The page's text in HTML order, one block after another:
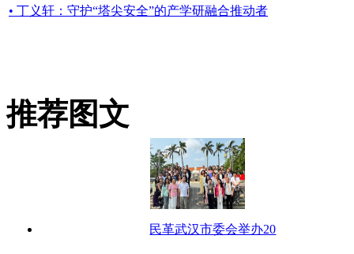
• 丁义轩：守护“塔尖安全”的产学研融合推动者
推荐图文
民革武汉市委会举办20